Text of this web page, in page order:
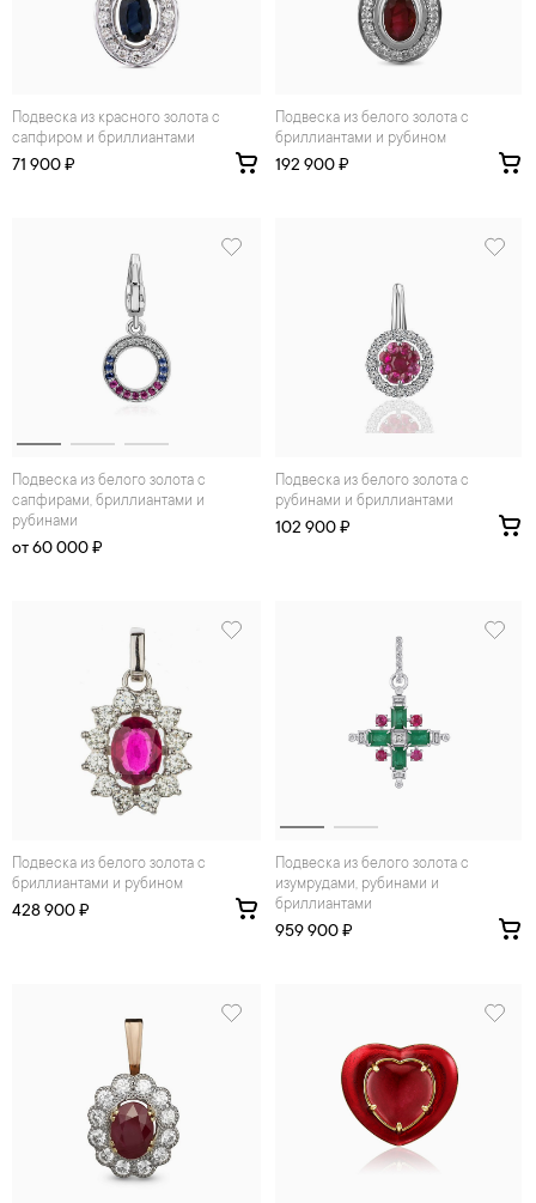
Подвеска из красного золота с
сапфиром и бриллиантами
71 900 ₽
Подвеска из белого золота с
бриллиантами и рубином
192 900 ₽
Подвеска из белого золота с
сапфирами, бриллиантами и
рубинами
от 60 000 ₽
Подвеска из белого золота с
рубинами и бриллиантами
102 900 ₽
Подвеска из белого золота с
бриллиантами и рубином
428 900 ₽
Подвеска из белого золота с
изумрудами, рубинами и
бриллиантами
959 900 ₽